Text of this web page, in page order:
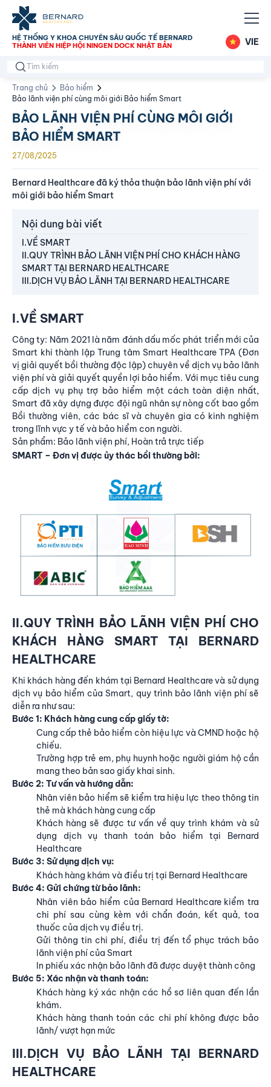
HỆ THỐNG Y KHOA CHUYÊN SÂU QUỐC TẾ BERNARD
THÀNH VIÊN HIỆP HỘI NINGEN DOCK NHẬT BẢN
VIE
Trang chủ
Bảo hiểm
Bảo lãnh viện phí cùng môi giới Bảo hiểm Smart
BẢO LÃNH VIỆN PHÍ CÙNG MÔI GIỚI
BẢO HIỂM SMART
27/08/2025
Bernard Healthcare đã ký thỏa thuận bảo lãnh viện phí với
môi giới bảo hiểm Smart
Nội dung bài viết
I.VỀ SMART
II.QUY TRÌNH BẢO LÃNH VIỆN PHÍ CHO KHÁCH HÀNG
SMART TẠI BERNARD HEALTHCARE
III.DỊCH VỤ BẢO LÃNH TẠI BERNARD HEALTHCARE
I.VỀ SMART
Công ty: Năm 2021 là năm đánh dấu mốc phát triển mới của
Smart khi thành lập Trung tâm Smart Healthcare TPA (Đơn
vị giải quyết bồi thường độc lập) chuyên về dịch vụ bảo lãnh
viện phí và giải quyết quyền lợi bảo hiểm. Với mục tiêu cung
cấp dịch vụ phụ trợ bảo hiểm một cách toàn diện nhất,
Smart đã xây dựng được đội ngũ nhân sự nòng cốt bao gồm
Bồi thường viên, các bác sĩ và chuyên gia có kinh nghiệm
trong lĩnh vực y tế và bảo hiểm con người.
Sản phẩm: Bảo lãnh viện phí, Hoàn trả trực tiếp
SMART – Đơn vị được ủy thác bồi thường bởi:
II.QUY TRÌNH BẢO LÃNH VIỆN PHÍ CHO
KHÁCH HÀNG SMART TẠI BERNARD
HEALTHCARE
Khi khách hàng đến khám tại Bernard Healthcare và sử dụng
dịch vụ bảo hiểm của Smart, quy trình bảo lãnh viện phí sẽ
diễn ra như sau:
Bước 1: Khách hàng cung cấp giấy tờ:
Cung cấp thẻ bảo hiểm còn hiệu lực và CMND hoặc hộ
chiếu.
Trường hợp trẻ em, phụ huynh hoặc người giám hộ cần
mang theo bản sao giấy khai sinh.
Bước 2: Tư vấn và hướng dẫn:
Nhân viên bảo hiểm sẽ kiểm tra hiệu lực theo thông tin
thẻ mà khách hàng cung cấp
Khách hàng sẽ được tư vấn về quy trình khám và sử
dụng dịch vụ thanh toán bảo hiểm tại Bernard
Healthcare
Bước 3: Sử dụng dịch vụ:
Khách hàng khám và điều trị tại Bernard Healthcare
Bước 4: Gửi chứng từ bảo lãnh:
Nhân viên bảo hiểm của Bernard Healthcare kiểm tra
chi phí sau cùng kèm với chẩn đoán, kết quả, toa
thuốc của dịch vụ điều trị.
Gửi thông tin chi phí, điều trị đến tổ phục trách bảo
lãnh viện phí của Smart
In phiếu xác nhận bảo lãnh đã được duyệt thành công
Bước 5: Xác nhận và thanh toán:
Khách hàng ký xác nhận các hồ sơ liên quan đến lần
khám.
Khách hàng thanh toán các chi phí không được bảo
lãnh/ vượt hạn mức
III.DỊCH VỤ BẢO LÃNH TẠI BERNARD
HEALTHCARE